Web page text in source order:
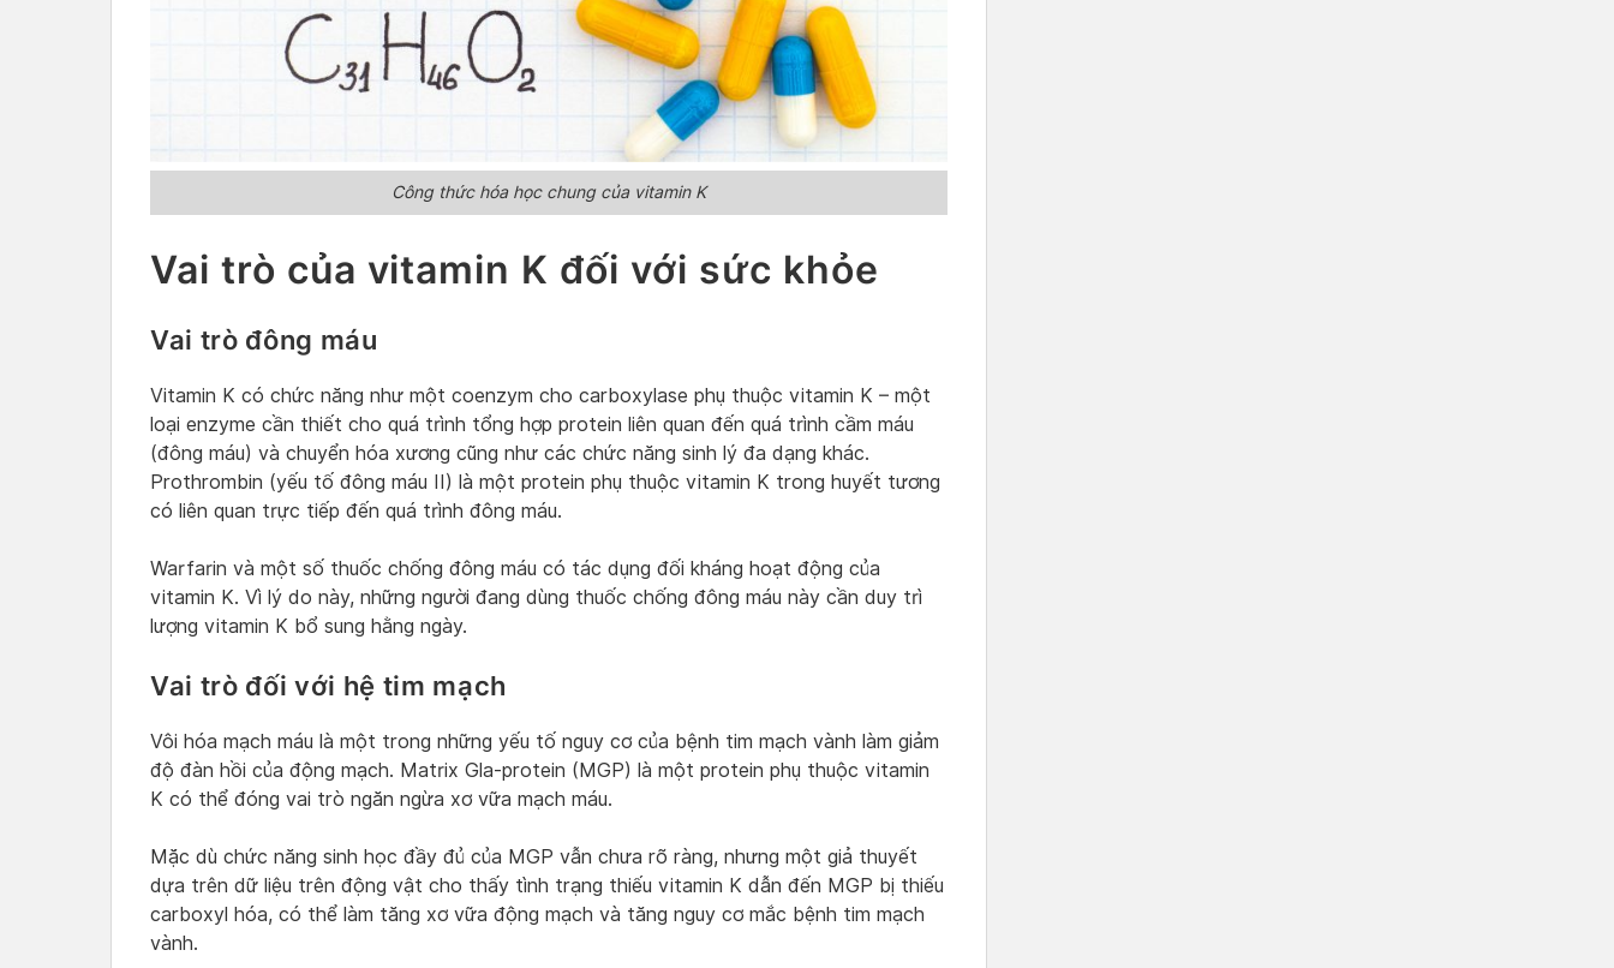
Công thức hóa học chung của vitamin K
Vai trò của vitamin K đối với sức khỏe
Vai trò đông máu
Vitamin K có chức năng như một coenzym cho carboxylase phụ thuộc vitamin K – một
loại enzyme cần thiết cho quá trình tổng hợp protein liên quan đến quá trình cầm máu
(đông máu) và chuyển hóa xương cũng như các chức năng sinh lý đa dạng khác.
Prothrombin (yếu tố đông máu II) là một protein phụ thuộc vitamin K trong huyết tương
có liên quan trực tiếp đến quá trình đông máu.
Warfarin và một số thuốc chống đông máu có tác dụng đối kháng hoạt động của
vitamin K. Vì lý do này, những người đang dùng thuốc chống đông máu này cần duy trì
lượng vitamin K bổ sung hằng ngày.
Vai trò đối với hệ tim mạch
Vôi hóa mạch máu là một trong những yếu tố nguy cơ của bệnh tim mạch vành làm giảm
độ đàn hồi của động mạch. Matrix Gla-protein (MGP) là một protein phụ thuộc vitamin
K có thể đóng vai trò ngăn ngừa xơ vữa mạch máu.
Mặc dù chức năng sinh học đầy đủ của MGP vẫn chưa rõ ràng, nhưng một giả thuyết
dựa trên dữ liệu trên động vật cho thấy tình trạng thiếu vitamin K dẫn đến MGP bị thiếu
carboxyl hóa, có thể làm tăng xơ vữa động mạch và tăng nguy cơ mắc bệnh tim mạch
vành.